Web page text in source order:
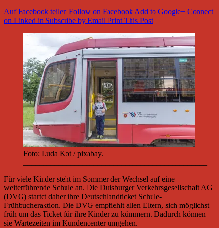
Auf Facebook teilen Follow on FacebookAdd to Google+ Connect
on Linked in Subscribe by Email Print This Post
Foto: Luda Kot / pixabay.
Für viele Kinder steht im Sommer der Wechsel auf eine
weiterführende Schule an. Die Duisburger Verkehrsgesellschaft AG
(DVG) startet daher ihre Deutschlandticket Schule-
Frühbucheraktion. Die DVG empfiehlt allen Eltern, sich möglichst
früh um das Ticket für ihre Kinder zu kümmern. Dadurch können
sie Wartezeiten im Kundencenter umgehen.